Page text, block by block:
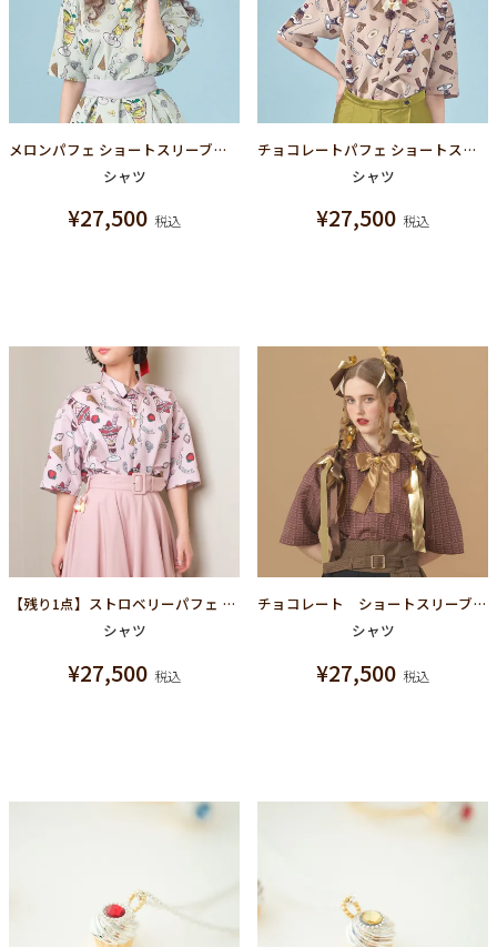
メロンパフェ ショートスリーブシャツ
シャツ
¥27,500 税込
チョコレートパフェ ショートスリーブシャツ
シャツ
¥27,500 税込
【残り1点】ストロベリーパフェ ショートスリーブシャツ
シャツ
¥27,500 税込
チョコレート ショートスリーブシャツ
シャツ
¥27,500 税込